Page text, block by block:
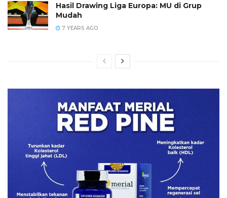
Hasil Drawing Liga Europa: MU di Grup
Mudah
7 YEARS AGO